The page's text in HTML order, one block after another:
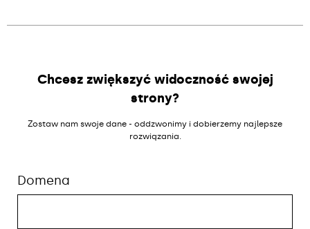
Chcesz zwiększyć widoczność swojej
strony?
Zostaw nam swoje dane - oddzwonimy i dobierzemy najlepsze
rozwiązania.
Domena